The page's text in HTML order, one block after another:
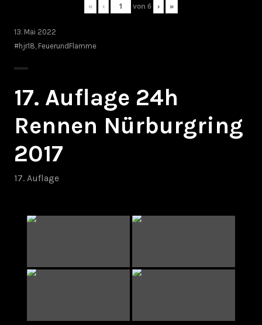
« ‹ von 6 › »
13. Mai 2022
#hjr18 FeuerundFlamme
17. Auflage 24h
Rennen Nürburgring
2017
17. Auflage